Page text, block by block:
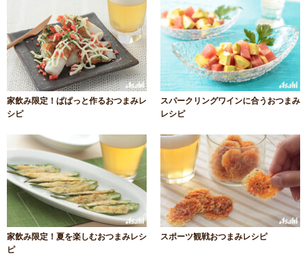
家飲み限定！ぱぱっと作るおつまみレ
シピ
スパークリングワインに合うおつまみ
レシピ
家飲み限定！夏を楽しむおつまみレシ
ピ
スポーツ観戦おつまみレシピ